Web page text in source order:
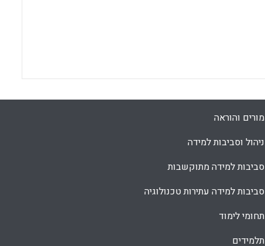
מורים והוראה
ניהול וסביבות למידה
סביבות למידה מתוקשבות
סביבות למידה עתירות טכנולוגיה
תחומי לימוד
תלמידים